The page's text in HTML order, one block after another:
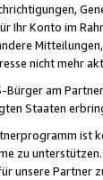
Ihr Konto im
nicht mehr
Bürger am
Staaten
ist
zu
unsere Partner